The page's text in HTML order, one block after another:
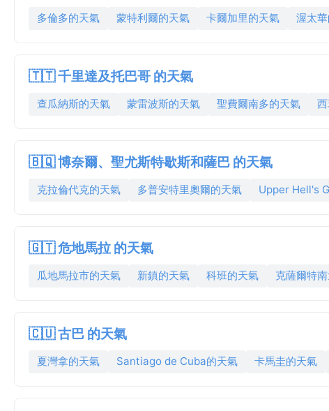
多倫多的天氣 蒙特利爾的天氣 卡爾加里的天氣 渥太
🇹🇹 千里達及托巴哥 的天氣
查瓜納斯的天氣 蒙雷波斯的天氣 聖費爾南多的天氣
🇧🇶 博奈爾、聖尤斯特歇斯和薩巴 的天氣
克拉倫代克的天氣 多普安特里奧爾的天氣 Upper Hell's
🇬🇹 危地馬拉 的天氣
瓜地馬拉市的天氣 新鎮的天氣 科班的天氣 克薩爾特
🇨🇺 古巴 的天氣
夏灣拿的天氣 Santiago de Cuba的天氣 卡馬圭的天氣